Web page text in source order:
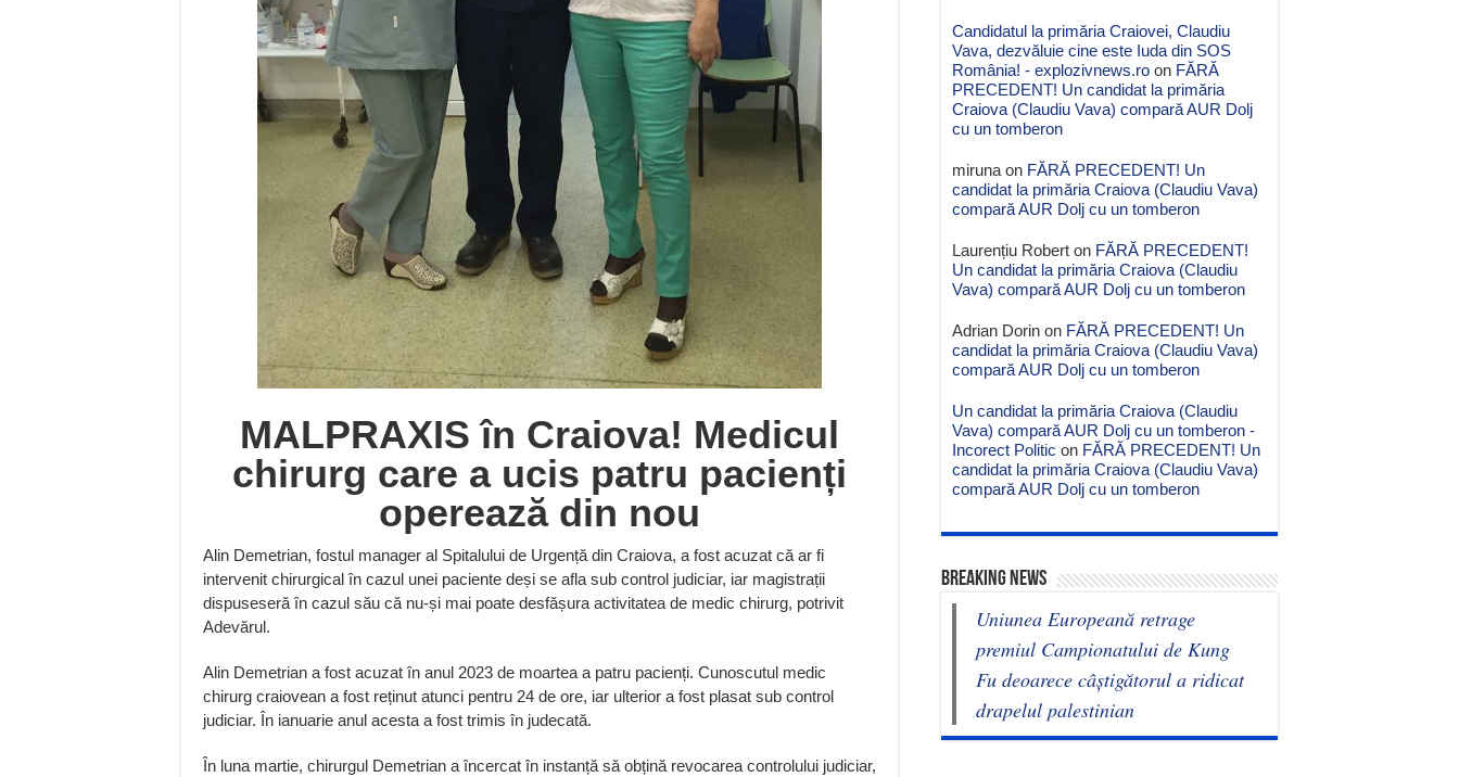
MALPRAXIS în Craiova! Medicul
chirurg care a ucis patru pacienți
operează din nou
Alin Demetrian, fostul manager al Spitalului de Urgență din Craiova, a fost acuzat că ar fi
intervenit chirurgical în cazul unei paciente deși se afla sub control judiciar, iar magistrații
dispuseseră în cazul său că nu-și mai poate desfășura activitatea de medic chirurg, potrivit
Adevărul.
Alin Demetrian a fost acuzat în anul 2023 de moartea a patru pacienți. Cunoscutul medic
chirurg craiovean a fost reținut atunci pentru 24 de ore, iar ulterior a fost plasat sub control
judiciar. În ianuarie anul acesta a fost trimis în judecată.
În luna martie, chirurgul Demetrian a încercat în instanță să obțină revocarea controlului judiciar,
Candidatul la primăria Craiovei, Claudiu
Vava, dezvăluie cine este Iuda din SOS
România! - explozivnews.ro on FĂRĂ
PRECEDENT! Un candidat la primăria
Craiova (Claudiu Vava) compară AUR Dolj
cu un tomberon
miruna on FĂRĂ PRECEDENT! Un
candidat la primăria Craiova (Claudiu Vava)
compară AUR Dolj cu un tomberon
Laurențiu Robert on FĂRĂ PRECEDENT!
Un candidat la primăria Craiova (Claudiu
Vava) compară AUR Dolj cu un tomberon
Adrian Dorin on FĂRĂ PRECEDENT! Un
candidat la primăria Craiova (Claudiu Vava)
compară AUR Dolj cu un tomberon
Un candidat la primăria Craiova (Claudiu
Vava) compară AUR Dolj cu un tomberon -
Incorect Politic on FĂRĂ PRECEDENT! Un
candidat la primăria Craiova (Claudiu Vava)
compară AUR Dolj cu un tomberon
BREAKING NEWS
Uniunea Europeană retrage
premiul Campionatului de Kung
Fu deoarece câștigătorul a ridicat
drapelul palestinian